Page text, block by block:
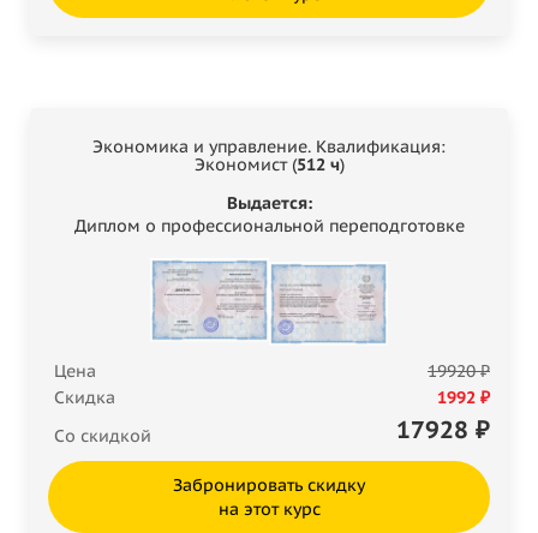
Экономика и управление. Квалификация:
Экономист (512 ч)
Выдается:
Диплом о профессиональной переподготовке
Цена
19920 ₽
Скидка
1992 ₽
Со скидкой
17928 ₽
Забронировать скидку
на этот курс